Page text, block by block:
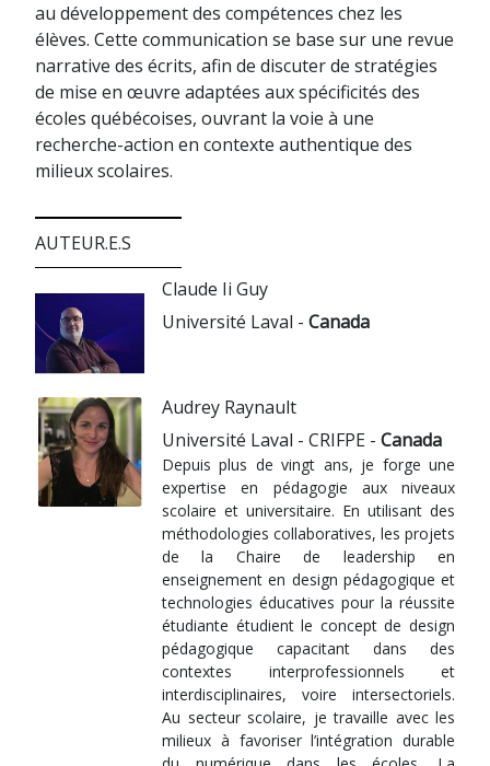
au développement des compétences chez les
élèves. Cette communication se base sur une revue
narrative des écrits, afin de discuter de stratégies
de mise en œuvre adaptées aux spécificités des
écoles québécoises, ouvrant la voie à une
recherche-action en contexte authentique des
milieux scolaires.
AUTEUR.E.S
Claude Ii Guy
Université Laval - Canada
Audrey Raynault
Université Laval - CRIFPE - Canada
Depuis plus de vingt ans, je forge une
expertise en pédagogie aux niveaux
scolaire et universitaire. En utilisant des
méthodologies collaboratives, les projets
de la Chaire de leadership en
enseignement en design pédagogique et
technologies éducatives pour la réussite
étudiante étudient le concept de design
pédagogique capacitant dans des
contextes interprofessionnels et
interdisciplinaires, voire intersectoriels.
Au secteur scolaire, je travaille avec les
milieux à favoriser l’intégration durable